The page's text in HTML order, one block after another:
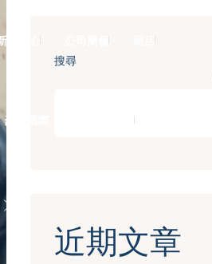
聞中心 公司簡報 商店
豪門國際 ｜ 50週年里程碑
搜尋
近期文章